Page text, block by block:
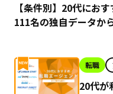
【条件別】20代にお
111名の独自データか
転職
20代が